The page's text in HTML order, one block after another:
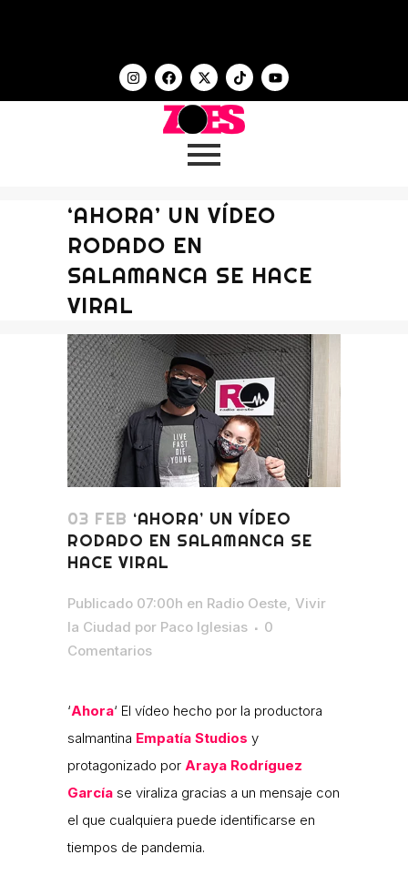
‘AHORA’ UN VÍDEO
RODADO EN
SALAMANCA SE HACE
VIRAL
03 FEB ‘AHORA’ UN VÍDEO
RODADO EN SALAMANCA SE
HACE VIRAL
Publicado 07:00h en Radio Oeste, Vivir
la Ciudad por Paco Iglesias
0
Comentarios
‘Ahora‘ El vídeo hecho por la productora
salmantina Empatía Studios y
protagonizado por Araya Rodríguez
García se viraliza gracias a un mensaje con
el que cualquiera puede identificarse en
tiempos de pandemia.